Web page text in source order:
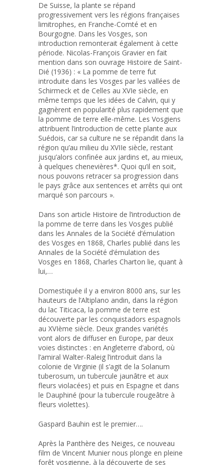
De Suisse, la plante se répand
progressivement vers les régions françaises
limitrophes, en Franche-Comté et en
Bourgogne. Dans les Vosges, son
introduction remonterait également à cette
période. Nicolas-François Gravier en fait
mention dans son ouvrage Histoire de Saint-
Dié (1936) : « La pomme de terre fut
introduite dans les Vosges par les vallées de
Schirmeck et de Celles au XVIe siècle, en
même temps que les idées de Calvin, qui y
gagnèrent en popularité plus rapidement que
la pomme de terre elle-même. Les Vosgiens
attribuent l’introduction de cette plante aux
Suédois, car sa culture ne se répandit dans la
région qu’au milieu du XVIIe siècle, restant
jusqu’alors confinée aux jardins et, au mieux,
à quelques chenevières*. Quoi qu’il en soit,
nous pouvons retracer sa progression dans
le pays grâce aux sentences et arrêts qui ont
marqué son parcours ».
Dans son article Histoire de l’introduction de
la pomme de terre dans les Vosges publié
dans les Annales de la Société d’émulation
des Vosges en 1868, Charles publié dans les
Annales de la Société d’émulation des
Vosges en 1868, Charles Charton lie, quant à
lui,…
Domestiquée il y a environ 8000 ans, sur les
hauteurs de l’Altiplano andin, dans la région
du lac Titicaca, la pomme de terre est
découverte par les conquistadors espagnols
au XVIème siècle. Deux grandes variétés
vont alors de diffuser en Europe, par deux
voies distinctes : en Angleterre d’abord, où
l’amiral Walter-Raleig l’introduit dans la
colonie de Virginie (il s’agit de la Solanum
tuberosum, un tubercule jaunâtre et aux
fleurs violacées) et puis en Espagne et dans
le Dauphiné (pour la tubercule rougeâtre à
fleurs violettes).
Gaspard Bauhin est le premier….
Après la Panthère des Neiges, ce nouveau
film de Vincent Munier nous plonge en pleine
forêt vosgienne, à la découverte de ses